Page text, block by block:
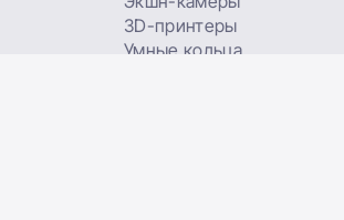
3D-принтеры
Умные кольца